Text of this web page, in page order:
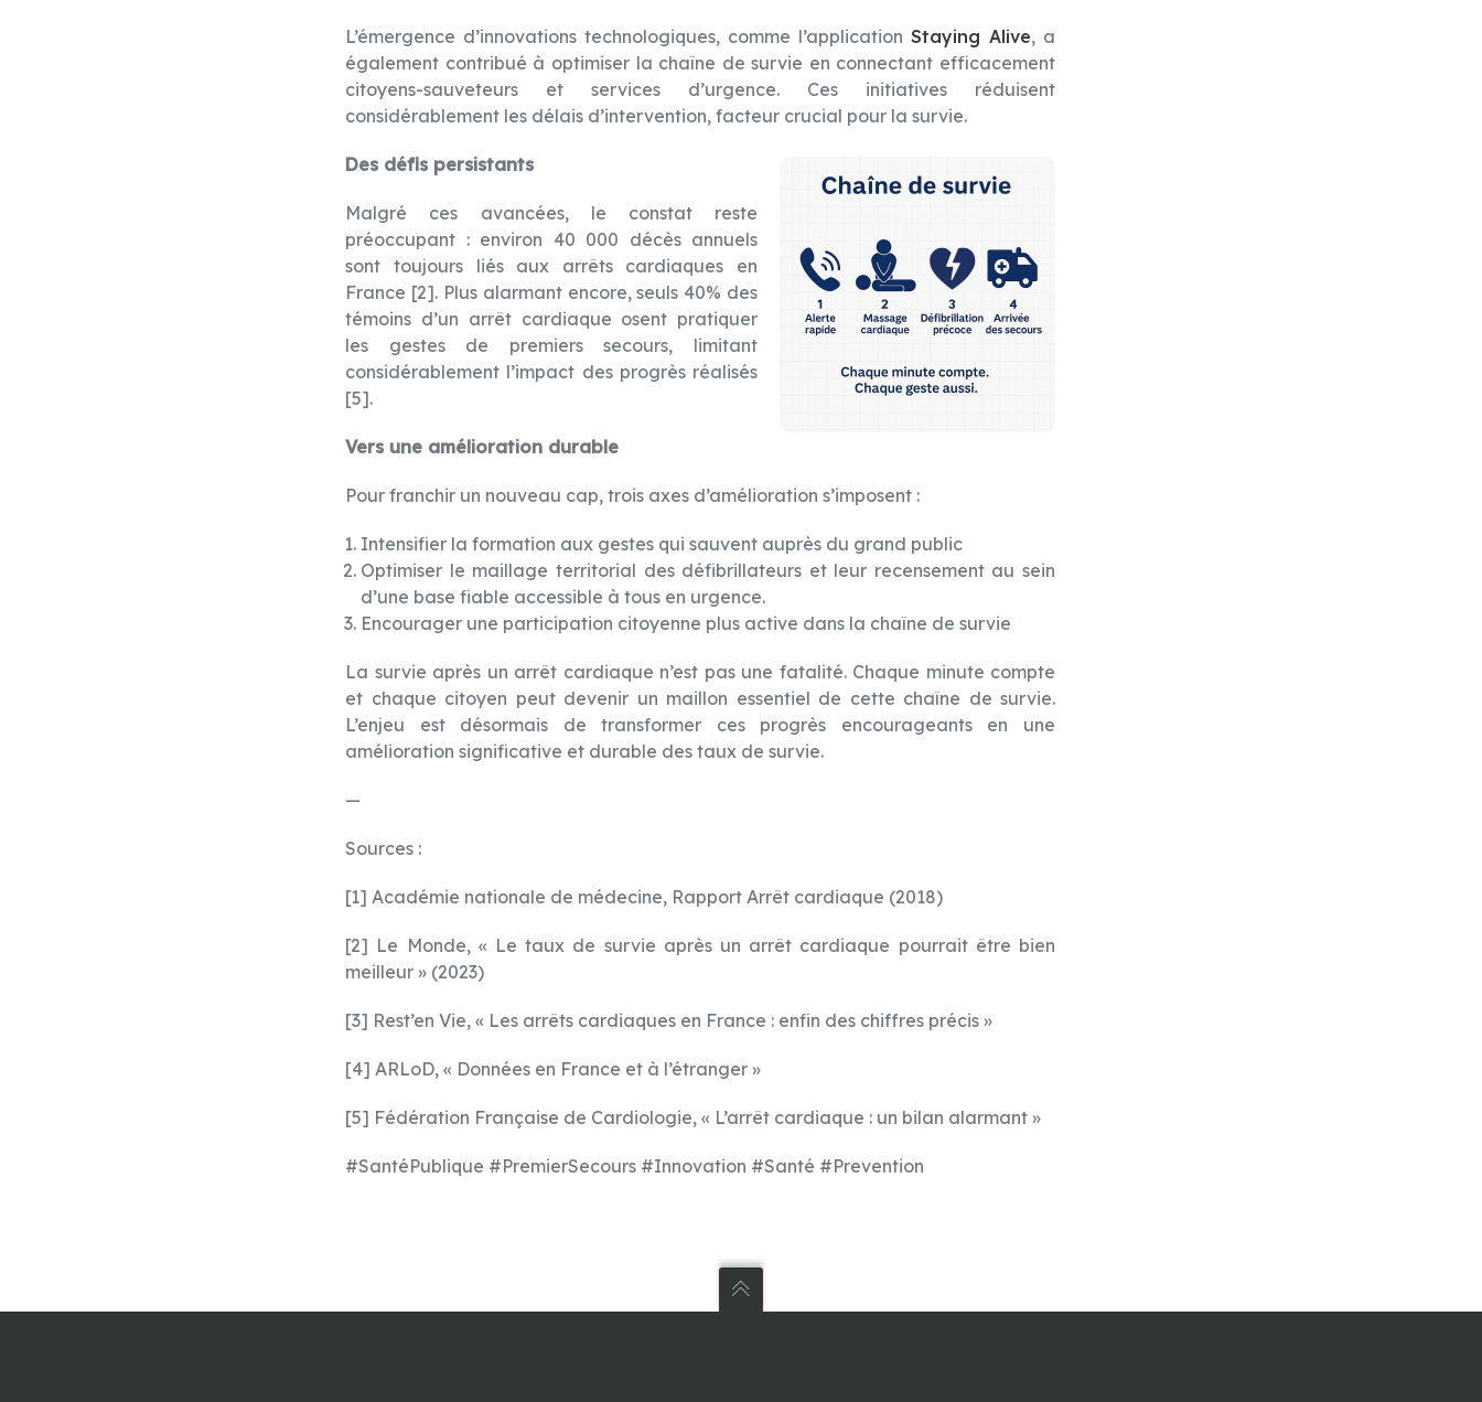
L’émergence d’innovations technologiques, comme l’applicationStaying Alive, a
également contribué à optimiser la chaîne de survie en connectant efficacement
citoyens-sauveteurs et services d’urgence. Ces initiatives réduisent
considérablement les délais d’intervention, facteur crucial pour la survie.
Des défis persistants
Malgré ces avancées, le constat reste
préoccupant : environ 40 000 décès annuels
sont toujours liés aux arrêts cardiaques en
France [2]. Plus alarmant encore, seuls 40% des
témoins d’un arrêt cardiaque osent pratiquer
les gestes de premiers secours, limitant
considérablement l’impact des progrès réalisés
[5].
Vers une amélioration durable
Pour franchir un nouveau cap, trois axes d’amélioration s’imposent :
Intensifier la formation aux gestes qui sauvent auprès du grand public
Optimiser le maillage territorial des défibrillateurs et leur recensement au sein
d’une base fiable accessible à tous en urgence.
Encourager une participation citoyenne plus active dans la chaîne de survie
La survie après un arrêt cardiaque n’est pas une fatalité. Chaque minute compte
et chaque citoyen peut devenir un maillon essentiel de cette chaîne de survie.
L’enjeu est désormais de transformer ces progrès encourageants en une
amélioration significative et durable des taux de survie.
—
Sources :
[1] Académie nationale de médecine, Rapport Arrêt cardiaque (2018)
[2] Le Monde, « Le taux de survie après un arrêt cardiaque pourrait être bien
meilleur » (2023)
[3] Rest’en Vie, « Les arrêts cardiaques en France : enfin des chiffres précis »
[4] ARLoD, « Données en France et à l’étranger »
[5] Fédération Française de Cardiologie, « L’arrêt cardiaque : un bilan alarmant »
#SantéPublique #PremierSecours #Innovation #Santé #Prevention